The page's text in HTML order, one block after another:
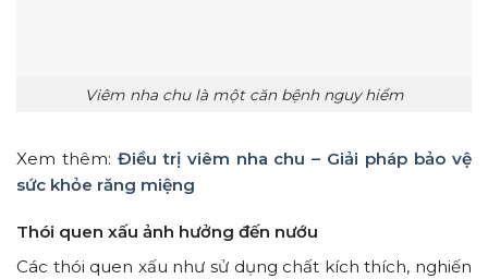
Viêm nha chu là một căn bệnh nguy hiểm
Xem thêm: Điều trị viêm nha chu – Giải pháp bảo vệ
sức khỏe răng miệng
Thói quen xấu ảnh hưởng đến nướu
Các thói quen xấu như sử dụng chất kích thích, nghiến